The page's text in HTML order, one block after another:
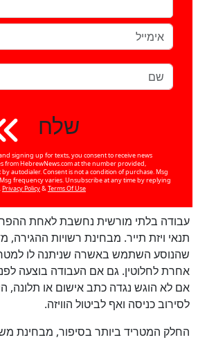
שלח
signing up for texts, you consent to receive news
from HebrewNews.com at the number provided,
autodialer. Consent is not a condition of purchase. Msg
frequency varies. Unsubscribe at any time by replying
Privacy Policy&Terms Of Use
עבודה בלתי מורשית נחשבת לאחת
תנאי ויזת תייר. מבחינת רשויות ההגירה,
שהנוסע השתמש באשרה שניתנה לו
אחרת לחלוטין. גם אם העבודה בוצעה
אם לא הוגש נגדה כתב אישום או תלונה,
לסירוב כניסה ואף לביטול הוויזה.
החלק המטריד ביותר בסיפור, מבחינת